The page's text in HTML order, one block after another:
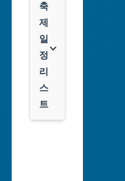
주
광
역
시
대
전
광
쿠
팡
클
룩
축
제
일
정
리
스
트